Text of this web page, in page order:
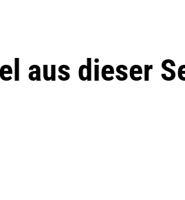
aus dieser